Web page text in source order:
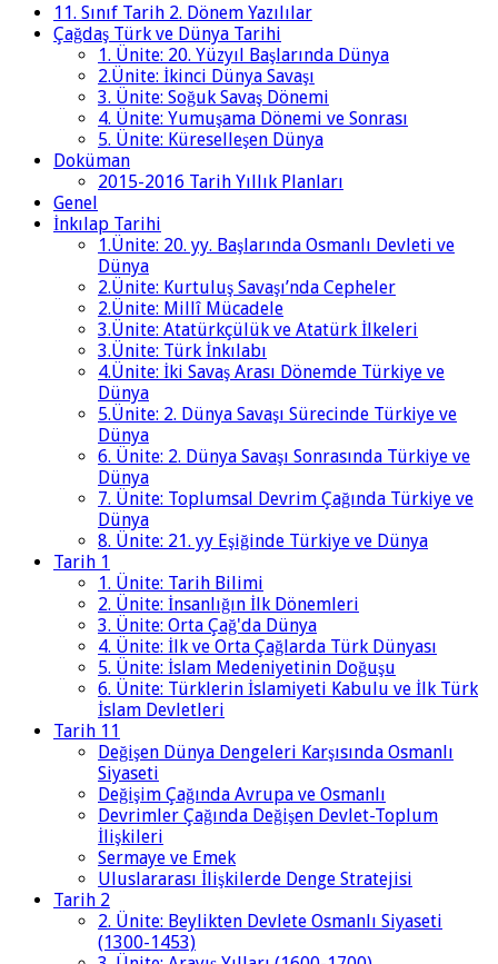
11. Sınıf Tarih 2. Dönem Yazılılar
Çağdaş Türk ve Dünya Tarihi
1. Ünite: 20. Yüzyıl Başlarında Dünya
2.Ünite: İkinci Dünya Savaşı
3. Ünite: Soğuk Savaş Dönemi
4. Ünite: Yumuşama Dönemi ve Sonrası
5. Ünite: Küreselleşen Dünya
Doküman
2015-2016 Tarih Yıllık Planları
Genel
İnkılap Tarihi
1.Ünite: 20. yy. Başlarında Osmanlı Devleti ve
Dünya
2.Ünite: Kurtuluş Savaşı’nda Cepheler
2.Ünite: Millî Mücadele
3.Ünite: Atatürkçülük ve Atatürk İlkeleri
3.Ünite: Türk İnkılabı
4.Ünite: İki Savaş Arası Dönemde Türkiye ve
Dünya
5.Ünite: 2. Dünya Savaşı Sürecinde Türkiye ve
Dünya
6. Ünite: 2. Dünya Savaşı Sonrasında Türkiye ve
Dünya
7. Ünite: Toplumsal Devrim Çağında Türkiye ve
Dünya
8. Ünite: 21. yy Eşiğinde Türkiye ve Dünya
Tarih 1
1. Ünite: Tarih Bilimi
2. Ünite: İnsanlığın İlk Dönemleri
3. Ünite: Orta Çağ'da Dünya
4. Ünite: İlk ve Orta Çağlarda Türk Dünyası
5. Ünite: İslam Medeniyetinin Doğuşu
6. Ünite: Türklerin İslamiyeti Kabulu ve İlk Türk
İslam Devletleri
Tarih 11
Değişen Dünya Dengeleri Karşısında Osmanlı
Siyaseti
Değişim Çağında Avrupa ve Osmanlı
Devrimler Çağında Değişen Devlet-Toplum
İlişkileri
Sermaye ve Emek
Uluslararası İlişkilerde Denge Stratejisi
Tarih 2
2. Ünite: Beylikten Devlete Osmanlı Siyaseti
(1300-1453)